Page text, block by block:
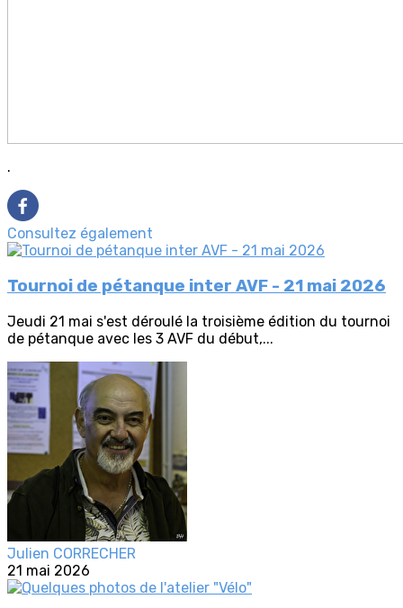
.
Consultez également
Tournoi de pétanque inter AVF - 21 mai 2026
Jeudi 21 mai s'est déroulé la troisième édition du tournoi
de pétanque avec les 3 AVF du début,...
Julien CORRECHER
21 mai 2026